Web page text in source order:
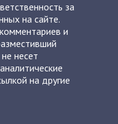
за
на сайте.
и
несет
на другие